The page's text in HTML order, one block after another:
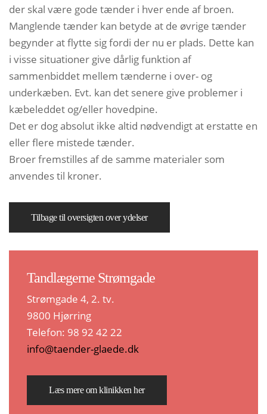
der skal være gode tænder i hver ende af broen.
Manglende tænder kan betyde at de øvrige tænder
begynder at flytte sig fordi der nu er plads. Dette kan
i visse situationer give dårlig funktion af
sammenbiddet mellem tænderne i over- og
underkæben. Evt. kan det senere give problemer i
kæbeleddet og/eller hovedpine.
Det er dog absolut ikke altid nødvendigt at erstatte en
eller flere mistede tænder.
Broer fremstilles af de samme materialer som
anvendes til kroner.
Tilbage til oversigten over ydelser
Tandlægerne Strømgade
Strømgade 4, 2. tv.
9800 Hjørring
Telefon: 98 92 42 22
info@taender-glaede.dk
Læs mere om klinikken her